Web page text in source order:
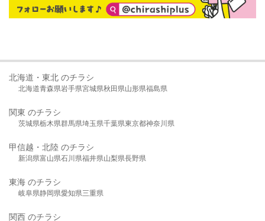
北海道・東北 のチラシ
北海道青森県岩手県宮城県秋田県山形県福島県
関東 のチラシ
茨城県栃木県群馬県埼玉県千葉県東京都神奈川県
甲信越・北陸 のチラシ
新潟県富山県石川県福井県山梨県長野県
東海 のチラシ
岐阜県静岡県愛知県三重県
関西 のチラシ